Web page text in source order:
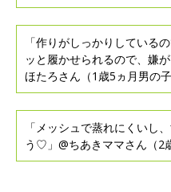
「作りがしっかりしている
ッと履かせられるので、嫌
ほたろさん（1歳5ヵ月男の子
「メッシュで蒸れにくいし
う♡」@ちあきママさん（2